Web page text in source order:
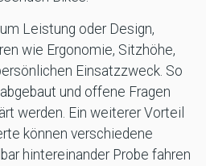
Leistung oder Design,
wie Ergonomie, Sitzhöhe,
Einsatzzweck. So
und offene Fragen
werden. Ein weiterer Vorteil
können verschiedene
hintereinander Probe fahren